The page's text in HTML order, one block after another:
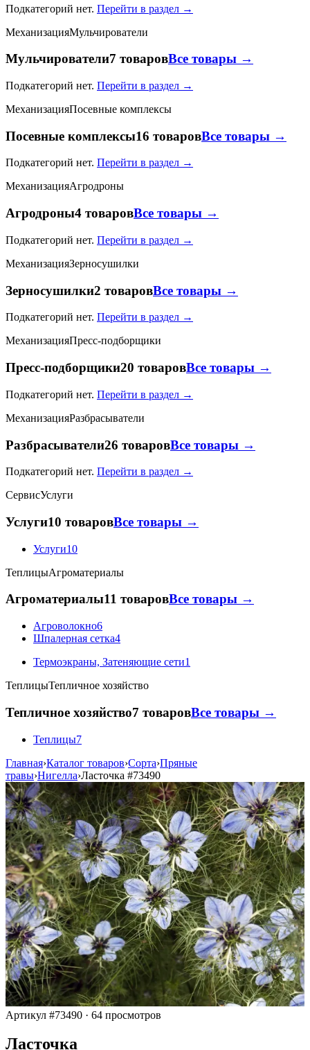
Подкатегорий нет. Перейти в раздел →
МеханизацияМульчирователи
Мульчирователи7 товаровВсе товары →
Подкатегорий нет. Перейти в раздел →
МеханизацияПосевные комплексы
Посевные комплексы16 товаровВсе товары →
Подкатегорий нет. Перейти в раздел →
МеханизацияАгродроны
Агродроны4 товаровВсе товары →
Подкатегорий нет. Перейти в раздел →
МеханизацияЗерносушилки
Зерносушилки2 товаровВсе товары →
Подкатегорий нет. Перейти в раздел →
МеханизацияПресс-подборщики
Пресс-подборщики20 товаровВсе товары →
Подкатегорий нет. Перейти в раздел →
МеханизацияРазбрасыватели
Разбрасыватели26 товаровВсе товары →
Подкатегорий нет. Перейти в раздел →
СервисУслуги
Услуги10 товаровВсе товары →
Услуги10
ТеплицыАгроматериалы
Агроматериалы11 товаровВсе товары →
Агроволокно6
Шпалерная сетка4
Термоэкраны, Затеняющие сети1
ТеплицыТепличное хозяйство
Тепличное хозяйство7 товаровВсе товары →
Теплицы7
Главная›Каталог товаров›Сорта›Пряные
травы›Нигелла›Ласточка #73490
Артикул #73490 · 64 просмотров
Ласточка